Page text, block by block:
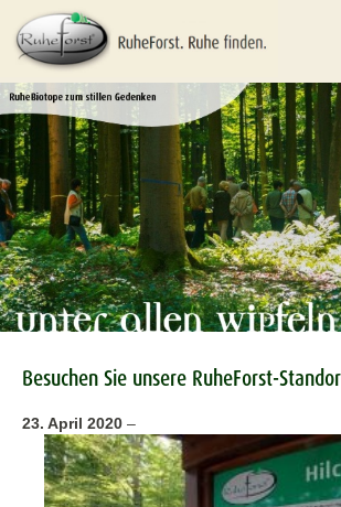
Besuchen Sie unsere RuheForst-
23. April 2020 –